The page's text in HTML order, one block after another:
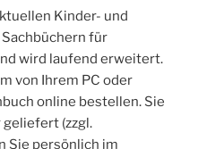
Kinder- und
für
wird laufend erweitert.
von Ihrem PC oder
online bestellen. Sie
(zzgl.
Sie persönlich im